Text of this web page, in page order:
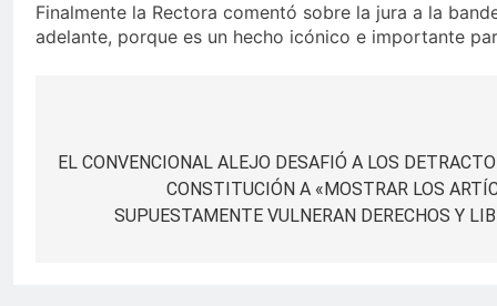
Finalmente la Rectora comentó sobre la jura a la
adelante, porque es un hecho icónico e importante
de
entradas
EL CONVENCIONAL ALEJO DESAFIÓ A LOS
CONSTITUCIÓN A «MOSTRAR LOS
SUPUESTAMENTE VULNERAN DERECHOS Y